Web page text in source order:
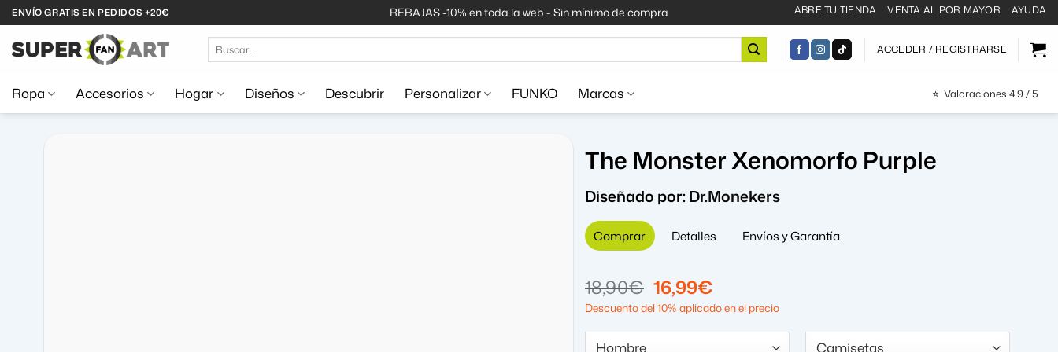
Saltar
al
contenido
ENVÍO GRATIS EN PEDIDOS +20€ REBAJAS -10% en toda la web - Sin mínimo de compra ABRE TU TIENDA VENTA AL POR MAYOR AYUDA
por:
ACCEDER / REGISTRARSE
Ropa Accesorios Hogar Diseños Descubrir Personalizar FUNKO Marcas ⭐ Valoraciones 4.9 / 5
The Monster Xenomorfo Purple
Diseñado por:Dr.Monekers
Comprar Detalles Envíos y Garantía
18,90€ El
precio
original
era:
16,99€El
precio
actual
es:
Descuento del 10% aplicado en el precio